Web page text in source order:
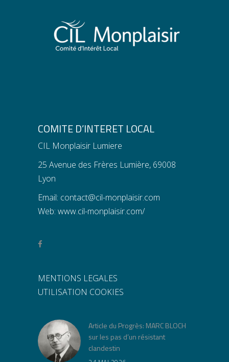
COMITE D’INTERET LOCAL
CIL Monplaisir Lumiere
25 Avenue des Frères Lumière, 69008
Lyon
Email: contact@cil-monplaisir.com
Web: www.cil-monplaisir.com/
MENTIONS LEGALES
UTILISATION COOKIES
Article du Progrès: MARC BLOCH
sur les pas d’un résistant
clandestin